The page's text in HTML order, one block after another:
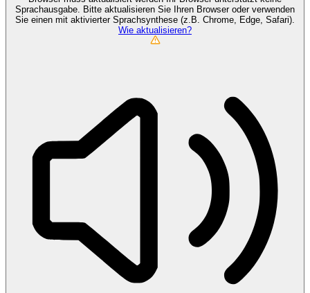
Sprachausgabe. Bitte aktualisieren Sie Ihren Browser oder verwenden
Sie einen mit aktivierter Sprachsynthese (z.B. Chrome, Edge, Safari).
Wie aktualisieren?